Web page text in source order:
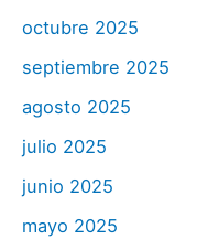
octubre 2025
septiembre 2025
agosto 2025
julio 2025
junio 2025
mayo 2025